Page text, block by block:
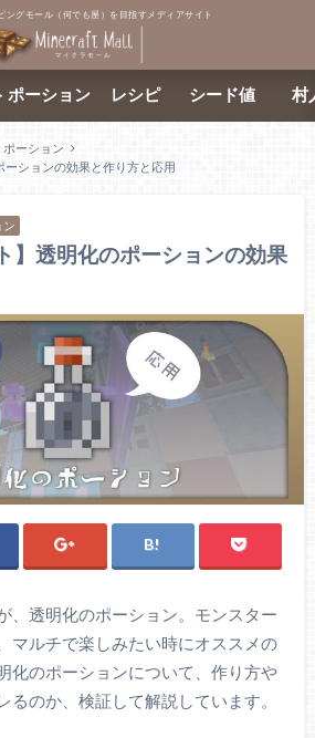
ングモール（何でも屋）を目指すメディアサイト
ポーション レシピ シード値 村
ポーション
ーションの効果と作り方と応用
ン
】透明化のポーションの効果
、透明化のポーション。モンスター
マルチで楽しみたい時にオススメの
化のポーションについて、作り方や
るのか、検証して解説しています。